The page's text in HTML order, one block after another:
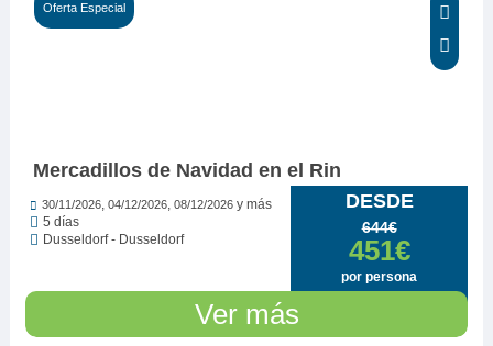
Oferta Especial
DESDE
644€
451€
por persona
Mercadillos de Navidad en el Rin
30/11/2026, 04/12/2026, 08/12/2026 y más
5 días
Dusseldorf - Dusseldorf
Ver más